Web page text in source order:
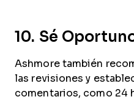
10. Sé
Ashmore también
las revisiones y
comentarios, como 24